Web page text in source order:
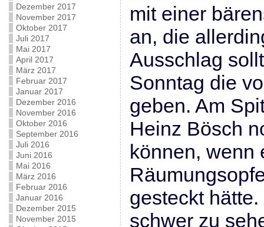
Dezember 2017
November 2017
Oktober 2017
Juli 2017
Mai 2017
April 2017
März 2017
Februar 2017
Januar 2017
Dezember 2016
November 2016
Oktober 2016
September 2016
Juli 2016
Juni 2016
Mai 2016
März 2016
Februar 2016
Januar 2016
Dezember 2015
November 2015
mit einer
an, die
Ausschlag
Sonntag die
geben. Am
Heinz Bösch
können, wenn
gesteckt
schwer zu